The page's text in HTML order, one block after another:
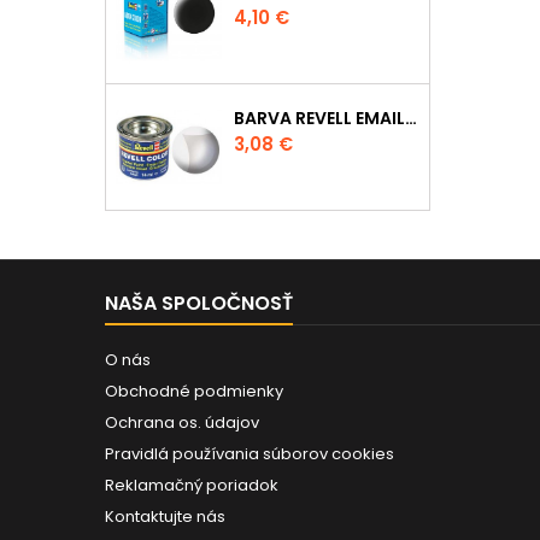
Cena
4,10 €
BARVA REVELL EMAILOVÁ - 32102: MATNÁ ČIRÁ (CLEAR MAT)
Cena
3,08 €
NAŠA SPOLOČNOSŤ
O nás
Obchodné podmienky
Ochrana os. údajov
Pravidlá používania súborov cookies
Reklamačný poriadok
Kontaktujte nás